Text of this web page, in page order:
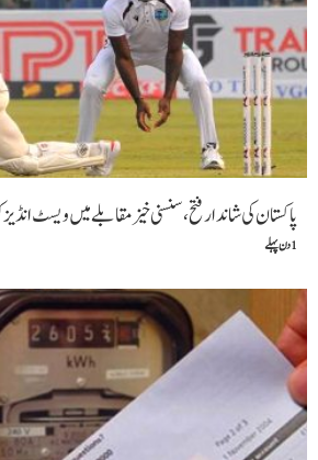
پاکستان کی شاندار فتح،سنسنی خیز مقابلے میں ویسٹ انڈیز
1 دن پہلے